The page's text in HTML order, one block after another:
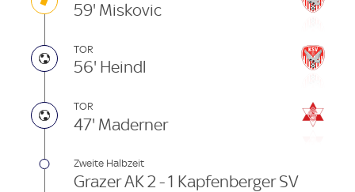
59' Miskovic
TOR
56' Heindl
TOR
47' Maderner
Zweite Halbzeit
Grazer AK 2 - 1 Kapfenberger SV